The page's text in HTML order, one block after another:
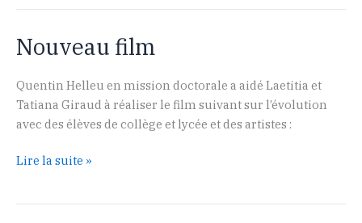
Nouveau film
Quentin Helleu en mission doctorale a aidé Laetitia et
Tatiana Giraud à réaliser le film suivant sur l’évolution
avec des élèves de collège et lycée et des artistes :
Nouveau
Lire la suite »